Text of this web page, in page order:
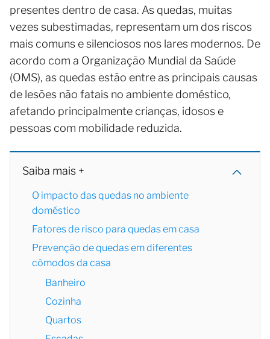
presentes dentro de casa. As quedas, muitas
vezes subestimadas, representam um dos riscos
mais comuns e silenciosos nos lares modernos. De
acordo com a Organização Mundial da Saúde
(OMS), as quedas estão entre as principais causas
de lesões não fatais no ambiente doméstico,
afetando principalmente crianças, idosos e
pessoas com mobilidade reduzida.
Saiba mais +
O impacto das quedas no ambiente
doméstico
Fatores de risco para quedas em casa
Prevenção de quedas em diferentes
cômodos da casa
Banheiro
Cozinha
Quartos